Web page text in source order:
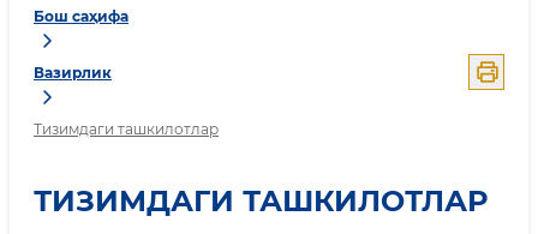
Бош саҳифа
Вазирлик
Тизимдаги ташкилотлар
ТИЗИМДАГИ ТАШКИЛОТЛАР